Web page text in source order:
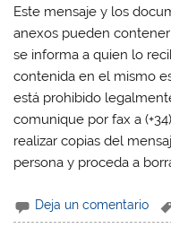
Este mensaje y los
anexos pueden
se informa a quien lo
contenida en el mismo
está prohibido
comunique por fax a
realizar copias del
persona y proceda a
Deja un comentario